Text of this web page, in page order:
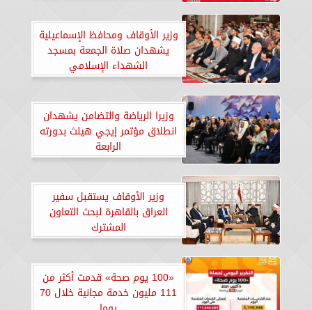
وزير الأوقاف ومحافظ الإسماعيلية
يشهدان صلاة الجمعة بمسجد
الشهداء الإسلامي
وزيرا الرياضة والتضامن يشهدان
انطلاق مؤتمر إيجي هيلث بدورته
الرابعة
وزير الأوقاف يستقبل سفير
العراق بالقاهرة لبحث التعاون
المشترك
«100 يوم صحة» قدمت أكثر من
111 مليون خدمة مجانية خلال 70